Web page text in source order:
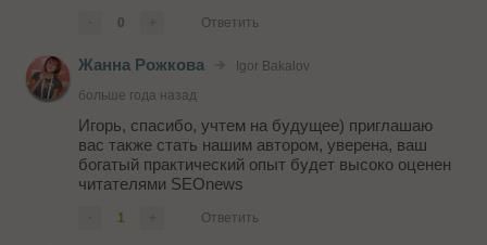
0 Ответить
Жанна Рожкова
Igor Bakalov
больше года назад
Игорь, спасибо, учтем на будущее) приглашаю
вас также стать нашим автором, уверена, ваш
богатый практический опыт будет высоко оценен
читателями SEOnews
1 Ответить